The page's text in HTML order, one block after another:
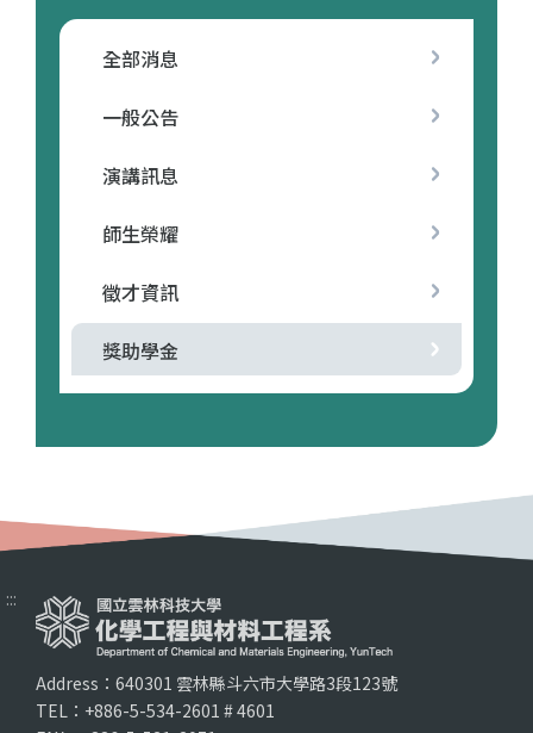
全部消息
一般公告
演講訊息
師生榮耀
徵才資訊
獎助學金
:::
Address：640301 雲林縣斗六市大學路3段123號
TEL：+886-5-534-2601 # 4601